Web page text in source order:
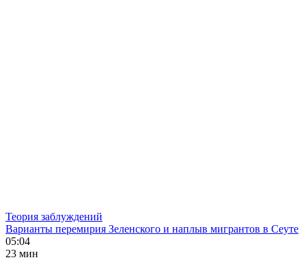
Теория заблуждений
Варианты перемирия Зеленского и наплыв мигрантов в Сеуте
05:04
23 мин